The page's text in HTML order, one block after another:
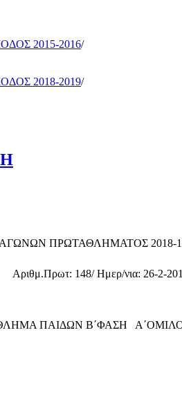
2015-2016/
2018-2019/
ΠΡΩΤΑΘΛΗΜΑΤΟΣ 2018-
Ημερ/νια: 26-2-
ΠΑΙΔΩΝ Β΄ΦΑΣΗ